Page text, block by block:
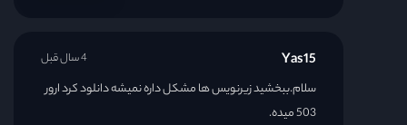
Yas15
سلام.ببخشید زیرنویس ها مشکل داره نمیشه دانلود کرد ارور
503 میده.
4 سال قبل